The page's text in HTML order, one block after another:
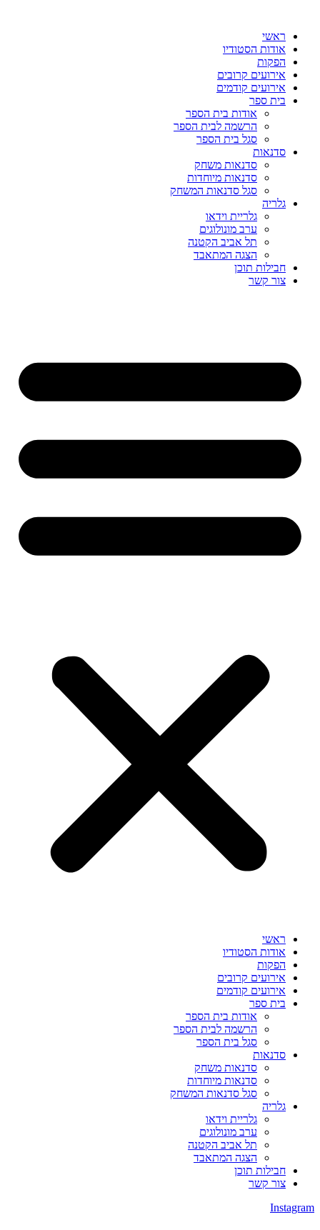
ראשי
אודות הסטודיו
הפקות
אירועים קרובים
אירועים קודמים
בית ספר
אודות בית הספר
הרשמה לבית הספר
סגל בית הספר
סדנאות
סדנאות משחק
סדנאות מיוחדות
סגל סדנאות המשחק
גלריה
גלריית וידאו
ערב מונולוגים
תל אביב הקטנה
הצגה המתאבד
חבילות תוכן
צור קשר
ראשי
אודות הסטודיו
הפקות
אירועים קרובים
אירועים קודמים
בית ספר
אודות בית הספר
הרשמה לבית הספר
סגל בית הספר
סדנאות
סדנאות משחק
סדנאות מיוחדות
סגל סדנאות המשחק
גלריה
גלריית וידאו
ערב מונולוגים
תל אביב הקטנה
הצגה המתאבד
חבילות תוכן
צור קשר
Instagram